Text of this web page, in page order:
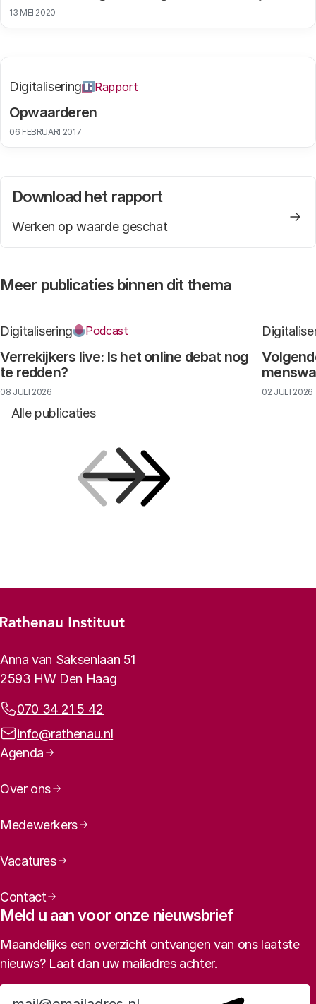
13 MEI 2020
Opwaarderen
Digitalisering Rapport
06 FEBRUARI 2017
Download het rapport
Werken op waarde geschat
Meer publicaties binnen dit thema
Alle publicaties
Verrekijkers live: Is het online debat nog
te redden?
Digitalisering Podcast
08 JULI 2026 02 JULI 2026
Footer-menu
Rathenau logo, naar de homepage
Contactinformatie
Anna van Saksenlaan 51
2593 HW Den Haag
Telefoonnummer:
070 34 21 5 42
E-mailadres:
info@rathenau.nl
Paginanavigatie
Agenda
Over ons
Medewerkers
Vacatures
Contact
Meld u aan voor onze nieuwsbrief
Maandelijks een overzicht ontvangen van ons laatste
nieuws? Laat dan uw mailadres achter.
Aanmelden